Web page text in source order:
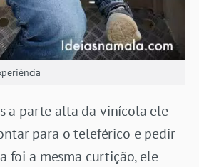
a parte alta da vinícola ele
para o teleférico e pedir
foi a mesma curtição, ele